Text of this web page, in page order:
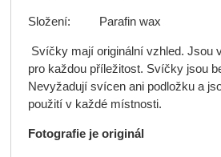
Složení: Parafin wax
Svíčky mají originální vzhled. Jsou
pro každou příležitost. Svíčky jsou
Nevyžadují svícen ani podložku a
použití v každé místnosti.
Fotografie je originál